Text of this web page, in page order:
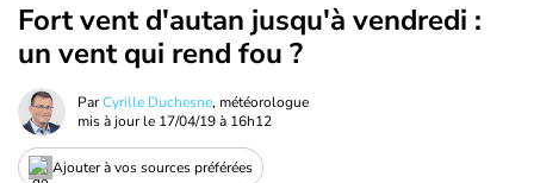
Fort vent d'autan jusqu'à vendredi :
un vent qui rend fou ?
ParCyrille Duchesne, météorologue
mis à jour le 17/04/19 à 16h12
Ajouter à vos sources préférées